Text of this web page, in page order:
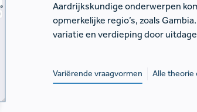
Aardrijkskundige onderwerpen
opmerkelijke regio’s, zoals
variatie en verdieping door
Variërende vraagvormen Alle theorie